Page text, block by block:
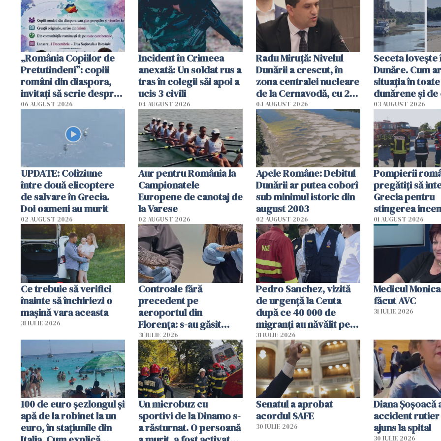
„România Copiilor de
Pretutindeni”: copiii
români din diaspora,
invitați să scrie despre
România într-un volum
06 AUGUST 2026
Incident în Crimeea
anexată: Un soldat rus a
tras în colegii săi apoi a
ucis 3 civili
04 AUGUST 2026
Radu Miruţă: Nivelul
Dunării a crescut, în
zona centralei nucleare
de la Cernavodă, cu 2
cm faţă de ziua trecută
04 AUGUST 2026
Seceta
Dunăre. Cum
situația în
dunărene și de
România
efectele, deși a
în iulie
03 AUGUST 2026
UPDATE: Coliziune
între două elicoptere
de salvare în Grecia.
Doi oameni au murit
02 AUGUST 2026
Aur pentru România la
Campionatele
Europene de canotaj de
la Varese
02 AUGUST 2026
Apele Române: Debitul
Dunării ar putea coborî
sub minimul istoric din
august 2003
02 AUGUST 2026
Pompierii
pregătiţi să
Grecia pentru
stingerea
01 AUGUST 2026
Ce trebuie să verifici
înainte să închiriezi o
mașină vara aceasta
31 IULIE 2026
Controale fără
precedent pe
aeroportul din
Florența: s-au găsit
capete de aligator și o
sumă imensă de bani
31 IULIE 2026
Pedro Sanchez, vizită
de urgență la Ceuta
după ce 40 000 de
migranți au năvălit pe
teritoriul spaniol: „Vom
mobiliza toate
resursele"
31 IULIE 2026
Medicul
făcut AVC
31 IULIE 2026
100 de euro șezlongul și
apă de la robinet la un
euro, în stațiunile din
Un microbuz cu
sportivi de la Dinamo s-
a răsturnat. O persoană
Senatul a aprobat
acordul SAFE
30 IULIE 2026
Diana Șoșoacă
accident rutier
ajuns la spital
30 IULIE 2026